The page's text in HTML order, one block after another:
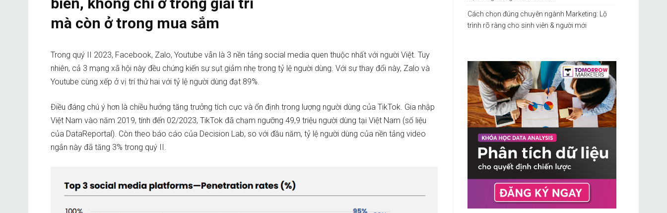
mà còn ở trong mua sắm
Trong quý II 2023, Facebook, Zalo, Youtube vẫn là 3 nền tảng social media quen thuộc nhất với người Việt. Tuy
nhiên, cả 3 mạng xã hội này đều chứng kiến sự sụt giảm nhẹ trong tỷ lệ người dùng. Với sự thay đổi này, Zalo và
Youtube cùng xếp ở vị trí thứ hai với tỷ lệ người dùng đạt 89%.
Điều đáng chú ý hơn là chiều hướng tăng trưởng tích cực và ổn định trong lượng người dùng của TikTok. Gia nhập
Việt Nam vào năm 2019, tính đến 02/2023, TikTok đã chạm ngưỡng 49,9 triệu người dùng tại Việt Nam (số liệu
của DataReportal). Còn theo báo cáo của Decision Lab, so với đầu năm, tỷ lệ người dùng của nền tảng video
ngắn này đã tăng 3% trong quý II.
Cách chọn đúng chuyên ngành Marketing: Lộ
trình rõ ràng cho sinh viên & người mới